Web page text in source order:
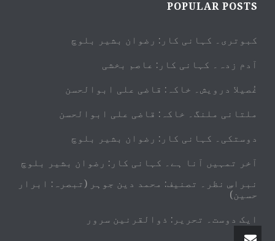
POPULAR POSTS
کبوتری۔ کہانی کار: رضوان بشیر بلوچ
آدم زدہ۔ کہانی کار: عاصم بخشی
غُصیلا درویش۔ خاکہ: قاضی علی ابوالحسن
ملتانی ملنگ۔ خاکہ: قاضی علی ابوالحسن
دوستکی۔ کہانی کار: رضوان بشیر بلوچ
آخر تمہیں آنا ہے۔ کہانی کار: رضوان بشیر بلوچ
نبراسِ نظر۔ تصنیف: محمد دین جوہر (تبصرہ: ابرار
حسین)
ایک دوست۔ تحریر: ذوالقرنین سرور